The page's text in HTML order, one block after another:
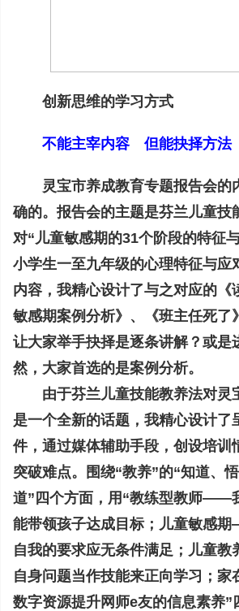
创新思维的学习方式
不能主宰内容 但能抉择方法
灵宝市养成教育专题报告会的
确的。报告会的主题是芬兰儿童技
对“儿童敏感期的31个阶段的特征
小学生一至九年级的心理特征与应
内容，我精心设计了与之对应的《
敏感期案例分析》、《班主任死了
让大家举手抉择是逐条讲解？或是
然，大家首选的是案例分析。
由于芬兰儿童技能教养法对灵
是一个全新的话题，我精心设计了
件，通过媒体辅助手段，创设培训
突破难点。围绕“教养”的“知道、
道”四个方面，用“教练型教师——
能带领孩子达成目标；儿童敏感
自我的要求应无条件满足；儿童
自身问题当作技能来正向学习；
数字资源提升网师e友的信息素养”